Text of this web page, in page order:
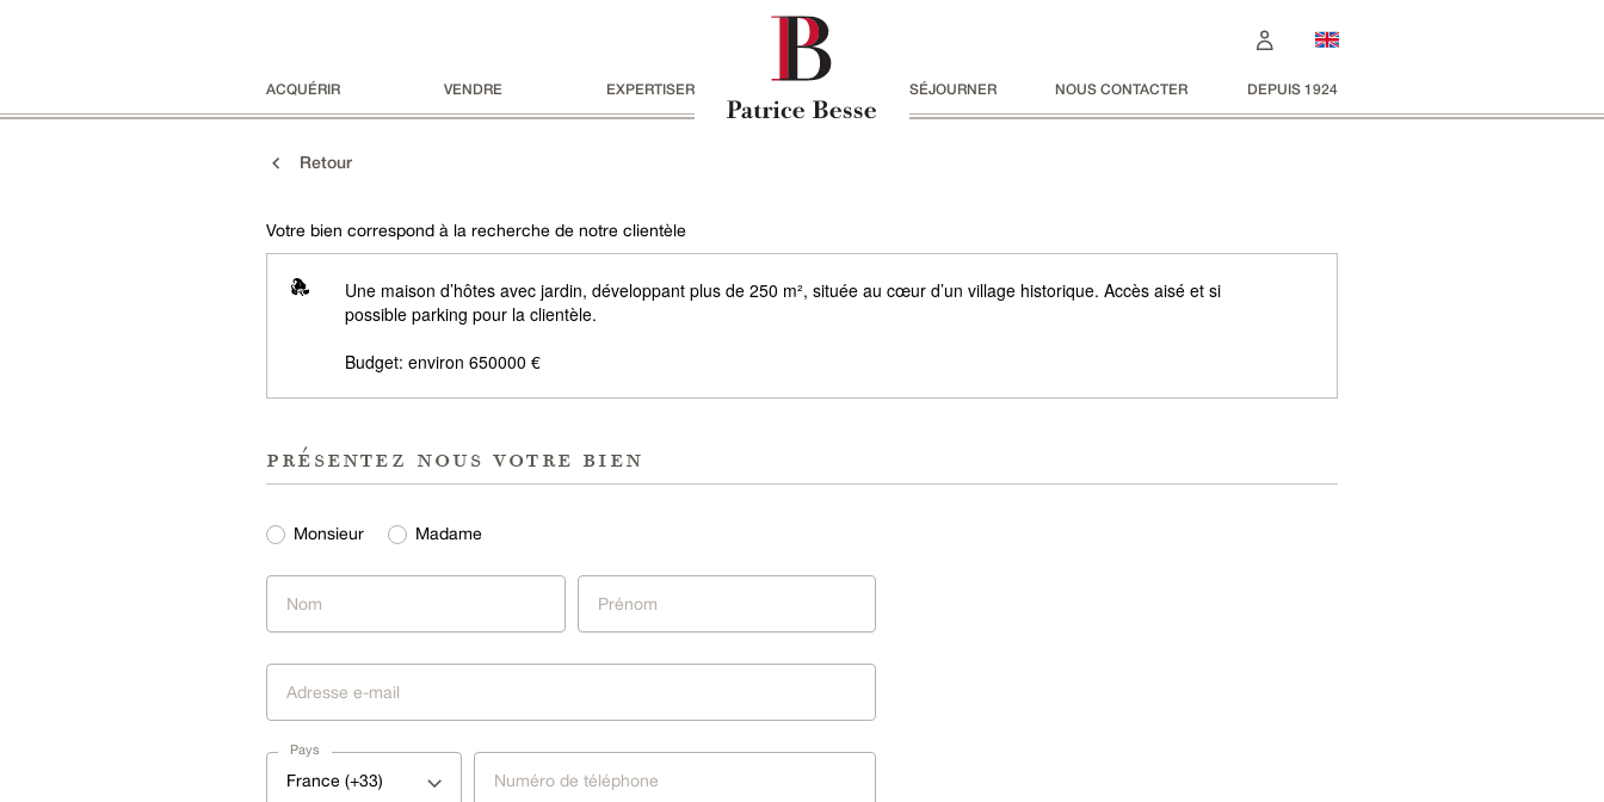
ACQUÉRIR VENDRE EXPERTISER SÉJOURNER NOUS CONTACTER DEPUIS 1924
Retour
Votre bien correspond à la recherche de notre clientèle
Une maison d’hôtes avec jardin, développant plus de 250 m², située au cœur d’un village historique. Accès aisé et si
possible parking pour la clientèle.
Budget: environ 650000 €
présentez nous votre bien
Monsieur Madame
Pays
France (+33)